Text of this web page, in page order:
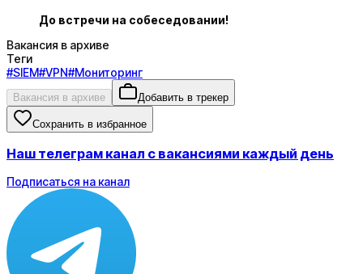
До встречи на собеседовании!
Вакансия в архиве
Теги
#SIEM#VPN#Мониторинг
Вакансия в архиве Добавить в трекер
Сохранить в избранное
Наш телеграм канал с вакансиями каждый день
Подписаться на канал